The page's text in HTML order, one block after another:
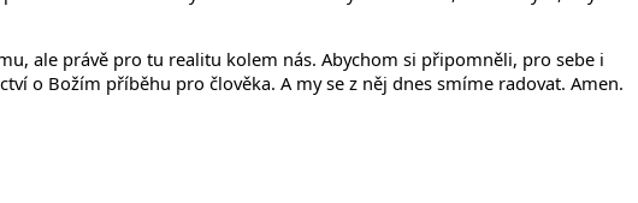
ale právě pro tu realitu kolem nás. Abychom si připomněli, pro sebe i
o Božím příběhu pro člověka. A my se z něj dnes smíme radovat. Amen.